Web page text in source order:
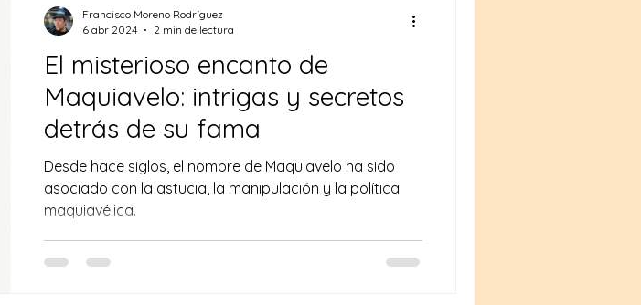
El misterioso encanto de
Maquiavelo: intrigas y secretos
detrás de su fama
Desde hace siglos, el nombre de Maquiavelo ha sido
asociado con la astucia, la manipulación y la política
maquiavélica.
Francisco Moreno Rodríguez
6 abr 2024
2 min de lectura